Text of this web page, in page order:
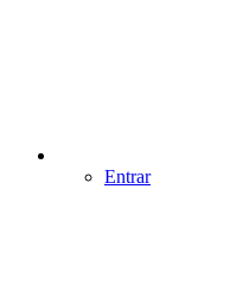
Entrar